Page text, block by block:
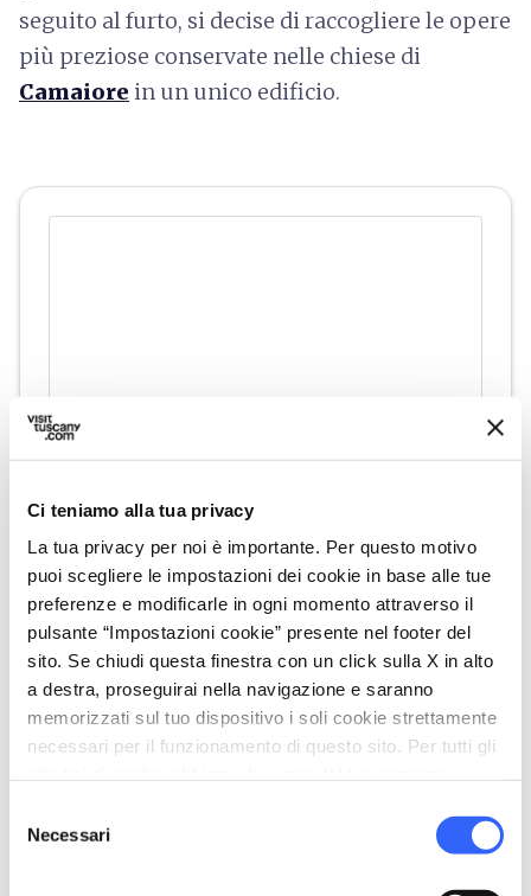
Ci teniamo alla tua privacy
La tua privacy per noi è importante. Per questo motivo
puoi scegliere le impostazioni dei cookie in base alle tue
preferenze e modificarle in ogni momento attraverso il
pulsante “Impostazioni cookie” presente nel footer del
sito. Se chiudi questa finestra con un click sulla X in alto
a destra, proseguirai nella navigazione e saranno
memorizzati sul tuo dispositivo i soli cookie strettamente
necessari per il funzionamento di questo sito. Per tutti gli
delNecessari
seguito al furto, si decise di raccogliere le opere
più preziose conservate nelle chiese di
Camaiore in un unico edificio.
directions
Informazioni
home Dove
Museo d'Arte Sacra di Camaiore
Via IV Novembre, 79, 55041 Camaiore LU,
Italia
open_in_new